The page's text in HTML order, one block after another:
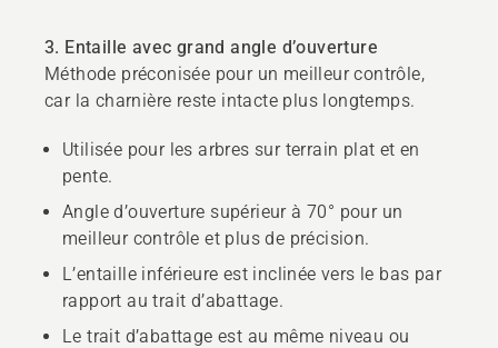
3. Entaille avec grand angle d’ouverture
Méthode préconisée pour un meilleur contrôle,
car la charnière reste intacte plus longtemps.
Utilisée pour les arbres sur terrain plat et en
pente.
Angle d’ouverture supérieur à 70° pour un
meilleur contrôle et plus de précision.
L’entaille inférieure est inclinée vers le bas par
rapport au trait d’abattage.
Le trait d’abattage est au même niveau ou